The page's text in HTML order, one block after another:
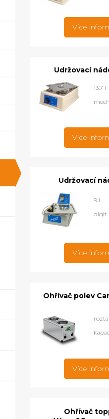
Více
Udržovací
13,7 l
Více
Udržovací
9 l
Více
Ohřívač polev
Více
Ohřívač